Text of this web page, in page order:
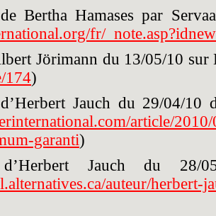
Bertha Hamases par
fr/
Jörimann du 13/05/10
174)
Jauch du 29/04/10
article/
garanti)
Jauch du 28/
auteur/herbert-